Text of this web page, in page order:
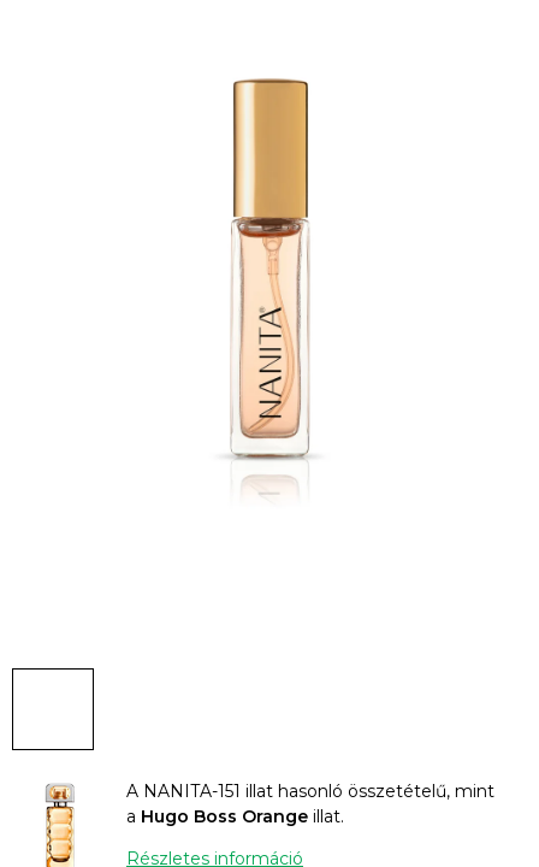
A NANITA-151 illat hasonló összetételű, mint
a Hugo Boss Orange illat.
Részletes információ